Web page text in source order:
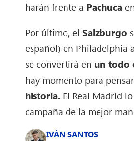
harán frente a Pachuca
Por último, el Salzburgo
español) en Philadelphia
se convertirá en un todo
hay momento para
historia. El Real Madrid
campaña de la mejor
IVÁN SANTOS